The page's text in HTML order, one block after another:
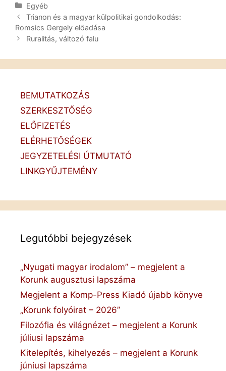
Kategória
Egyéb
Post
navigation
Trianon és a magyar külpolitikai gondolkodás:
Romsics Gergely előadása
Ruralitás, változó falu
BEMUTATKOZÁS
SZERKESZTŐSÉG
ELŐFIZETÉS
ELÉRHETŐSÉGEK
JEGYZETELÉSI ÚTMUTATÓ
LINKGYŰJTEMÉNY
Legutóbbi bejegyzések
„Nyugati magyar irodalom” – megjelent a
Korunk augusztusi lapszáma
Megjelent a Komp-Press Kiadó újabb könyve
„Korunk folyóirat – 2026”
Filozófia és világnézet – megjelent a Korunk
júliusi lapszáma
Kitelepítés, kihelyezés – megjelent a Korunk
júniusi lapszáma